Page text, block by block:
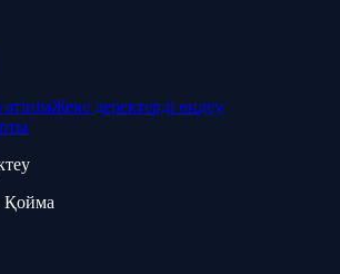
Жеке деректерді өңдеу
Қойма